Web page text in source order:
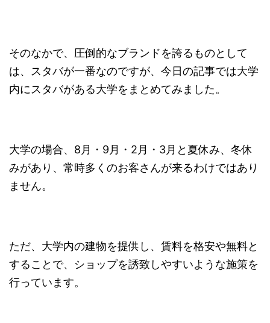
そのなかで、圧倒的なブランドを誇るものとして
は、スタバが一番なのですが、今日の記事では大学
内にスタバがある大学をまとめてみました。
大学の場合、8月・9月・2月・3月と夏休み、冬休
みがあり、常時多くのお客さんが来るわけではあり
ません。
ただ、大学内の建物を提供し、賃料を格安や無料と
することで、ショップを誘致しやすいような施策を
行っています。